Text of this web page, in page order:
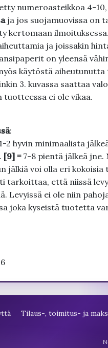
numeroasteikkoa 4-
ja jos suojamuovissa on
kertomaan
ja joissakin
on yleensä
käytöstä aiheutunutta
3. kuvassa saattaa
ei ole vikaa.
:
1-2 hyvin minimaalista
[9] = 7-8 pientä jälkeä jne.
jälkiä voi olla eri
tarkoittaa, että niissä
Levyissä ei ole niin
joka kyseistä tuotetta
Tilaus-, toimitus- ja